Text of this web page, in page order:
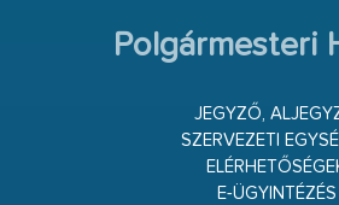
Polgármesteri
JEGYZŐ,
SZERVEZETI
E-ÜGYINTÉZÉS